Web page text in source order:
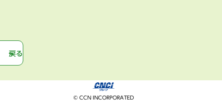
戻る
© CCN INCORPORATED